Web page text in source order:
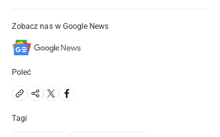
Zobacz nas w Google News
Poleć
Tagi